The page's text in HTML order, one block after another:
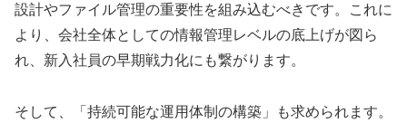
設計やファイル管理の重要性を組み込むべきです。これに
より、会社全体としての情報管理レベルの底上げが図ら
れ、新入社員の早期戦力化にも繋がります。
そして、「持続可能な運用体制の構築」も求められます。